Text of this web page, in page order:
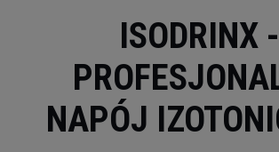
ISODRINX -
NAPÓJ